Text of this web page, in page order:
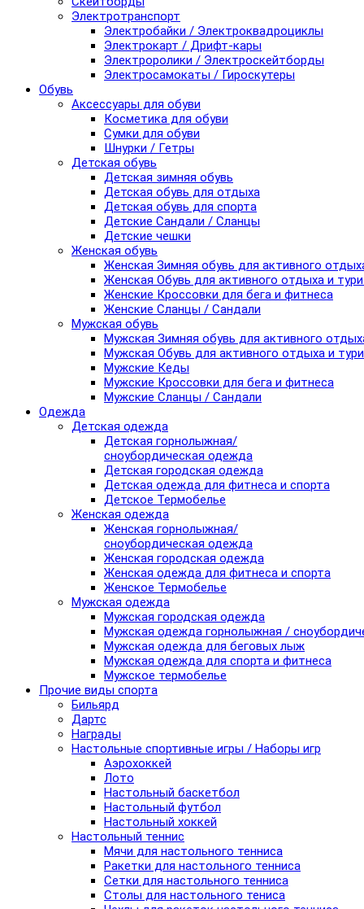
Электротранспорт
Электробайки / Электроквадроциклы
Электрокарт / Дрифт-кары
Электроролики / Электроскейтборды
Электросамокаты / Гироскутеры
Обувь
Аксессуары для обуви
Косметика для обуви
Сумки для обуви
Шнурки / Гетры
Детская обувь
Детская зимняя обувь
Детская обувь для отдыха
Детская обувь для спорта
Детские Сандали / Сланцы
Детские чешки
Женская обувь
Женская Зимняя обувь для активного
Женская Обувь для активного отдыха и
Женские Кроссовки для бега и фитнеса
Женские Сланцы / Сандали
Мужская обувь
Мужская Зимняя обувь для активного
Мужская Обувь для активного отдыха и
Мужские Кеды
Мужские Кроссовки для бега и фитнеса
Мужские Сланцы / Сандали
Одежда
Детская одежда
Детская горнолыжная/
сноубордическая одежда
Детская городская одежда
Детская одежда для фитнеса и спорта
Детское Термобелье
Женская одежда
Женская горнолыжная/
сноубордическая одежда
Женская городская одежда
Женская одежда для фитнеса и спорта
Женское Термобелье
Мужская одежда
Мужская городская одежда
Мужская одежда горнолыжная /
Мужская одежда для беговых лыж
Мужская одежда для спорта и фитнеса
Мужское термобелье
Прочие виды спорта
Бильярд
Дартс
Награды
Настольные спортивные игры / Наборы игр
Аэрохоккей
Лото
Настольный баскетбол
Настольный футбол
Настольный хоккей
Настольный теннис
Мячи для настольного тенниса
Ракетки для настольного тенниса
Сетки для настольного тенниса
Столы для настольного тениса